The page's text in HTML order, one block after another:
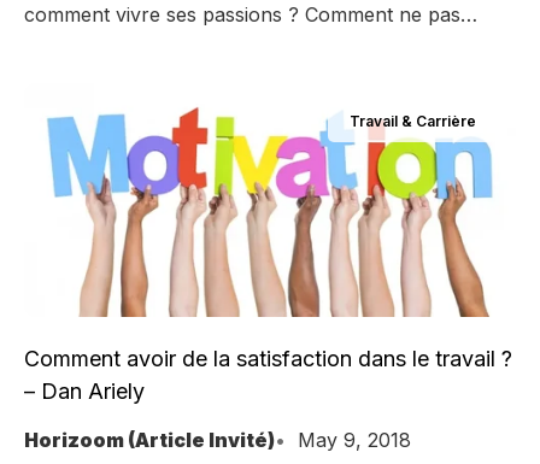
comment vivre ses passions ? Comment ne pas
Pour elle, cela s'apparente à recevoir une
subvention personnelle pour pouvoir créer. Dans un
Travail & Carrière
Comment avoir de la satisfaction dans le travail ?
– Dan Ariely
Horizoom (Article Invité)
May 9, 2018